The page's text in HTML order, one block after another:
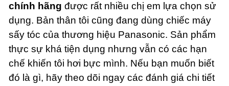
chính hãng được rất nhiều chị em lựa chọn sử
dụng. Bản thân tôi cũng đang dùng chiếc máy
sấy tóc của thương hiệu Panasonic. Sản phẩm
thực sự khá tiện dụng nhưng vẫn có các hạn
chế khiến tôi hơi bực mình. Nếu bạn muốn biết
đó là gì, hãy theo dõi ngay các đánh giá chi tiết